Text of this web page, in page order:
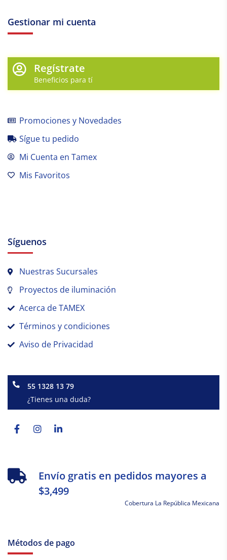
Gestionar mi cuenta
Regístrate
Beneficios para tí
Promociones y Novedades
Sígue tu pedido
Mi Cuenta en Tamex
Mis Favoritos
Síguenos
Nuestras Sucursales
Proyectos de iluminación
Acerca de TAMEX
Términos y condiciones
Aviso de Privacidad
55 1328 13 79
¿Tienes una duda?
f
Envío gratis en pedidos mayores a
$3,499
Cobertura La República Mexicana
Métodos de pago